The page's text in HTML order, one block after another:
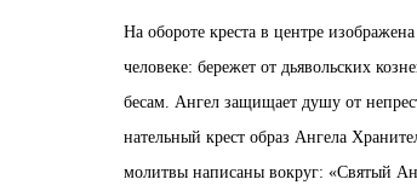
На обороте креста в центре
человеке: бережет от дьявольских
бесам. Ангел защищает душу от
нательный крест образ Ангела
молитвы написаны вокруг: «Святый